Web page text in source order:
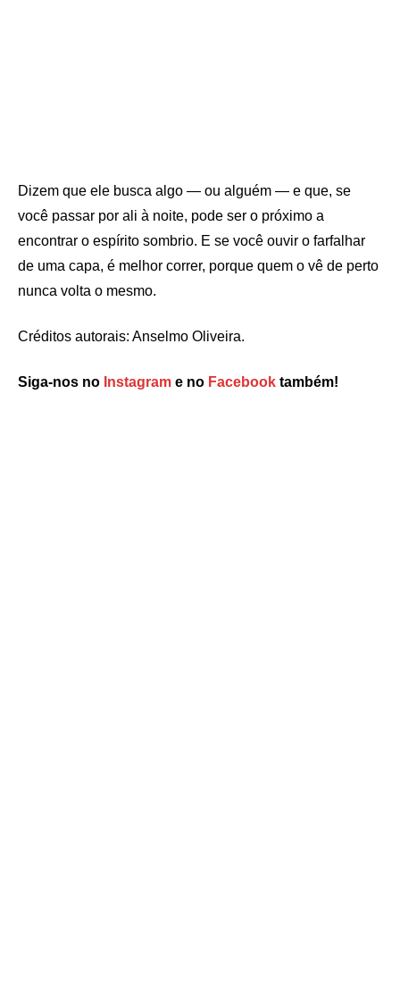
Dizem que ele busca algo — ou alguém — e que, se
você passar por ali à noite, pode ser o próximo a
encontrar o espírito sombrio. E se você ouvir o farfalhar
de uma capa, é melhor correr, porque quem o vê de perto
nunca volta o mesmo.
Créditos autorais: Anselmo Oliveira.
Siga-nos no Instagram e no Facebook também!